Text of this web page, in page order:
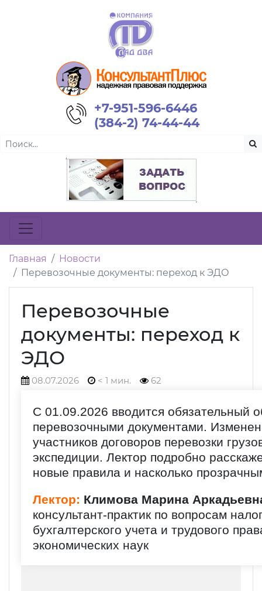
+7-951-596-6446
(384-2) 74-44-44
Главная
Новости
Перевозочные документы: переход к ЭДО
Перевозочные
документы: переход к
ЭДО
08.07.2026 < 1 мин. 62
С 01.09.2026 вводится обязательный
перевозочными документами.
участников договоров перевозки
экспедиции. Лектор подробно
новые правила и насколько
Лектор: Климова Марина
консультант-практик по вопросам
бухгалтерского учета и трудового
экономических наук